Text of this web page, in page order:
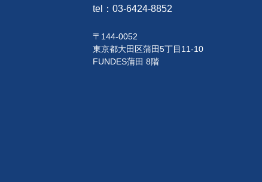
tel： 03-6424-8852
〒144-0052
東京都大田区蒲田5丁目11-10
FUNDES蒲田 8階